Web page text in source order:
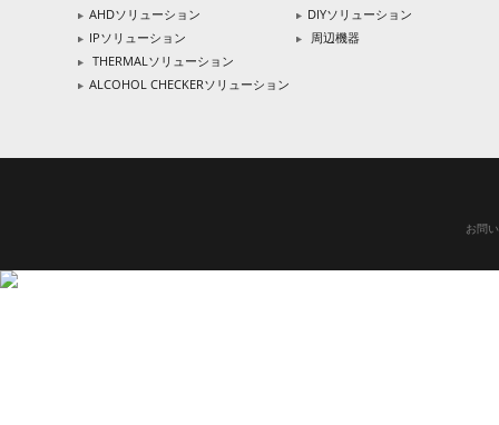
AHDソリューション
IPソリューション
THERMALソリューション
ALCOHOL CHECKERソリューション
DIYソリューション
周辺機器
お問